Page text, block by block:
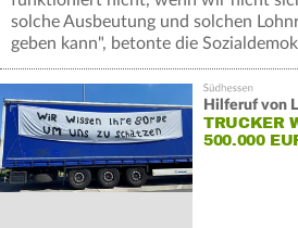
solche Ausbeutung und solchen
geben kann", betonte die
Hilferuf von
TRUCKER
500.000